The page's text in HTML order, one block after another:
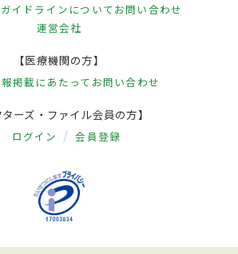
イドラインについてお問い合わせ
運営会社
【医療機関の方】
掲載にあたって お問い合わせ
ターズ・ファイル会員の方】
ログイン 会員登録